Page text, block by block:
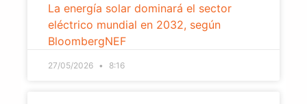
La energía solar dominará el sector
eléctrico mundial en 2032, según
BloombergNEF
27/05/2026 8:16